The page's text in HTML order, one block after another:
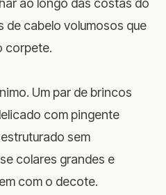
ao longo das costas do
de cabelo volumosos que
corpete.
Um par de brincos
com pingente
sem
colares grandes e
com o decote.